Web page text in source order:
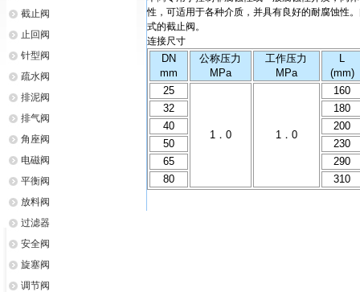
截止阀
止回阀
针型阀
疏水阀
排泥阀
排气阀
角座阀
电磁阀
平衡阀
放料阀
过滤器
安全阀
旋塞阀
调节阀
性，可适用于各种介质，并具有良好的耐腐蚀性
式的截止阀。
连接尺寸
DN
mm
公称压力
MPa
工作压力
MPa
L
(mm)
25
1．0 1．0
160
32
180
40
200
50
230
65
290
80
310